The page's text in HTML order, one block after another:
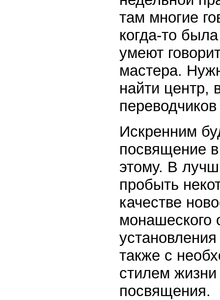
там многие
когда-то
умеют
мастера.
найти центр,
Искренним
посвящение
этому. В
пробыть
качестве
также с
стилем
посвящения.